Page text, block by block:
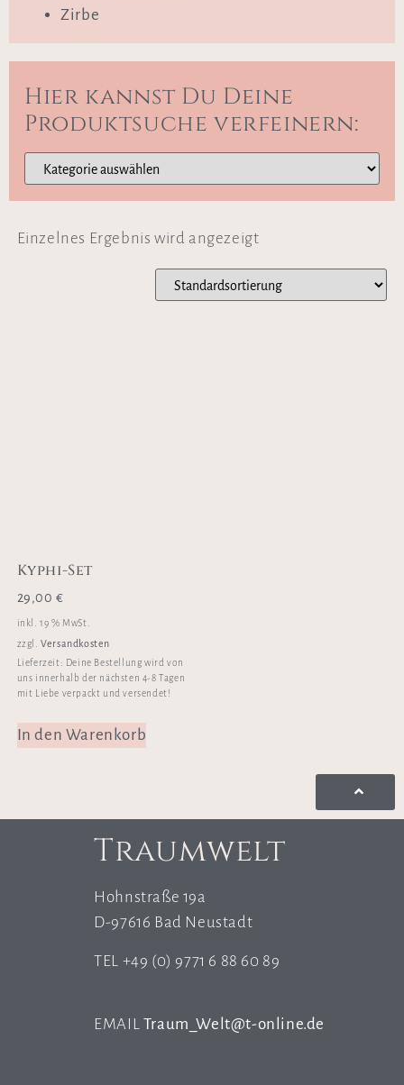
Zirbe
Hier kannst Du Deine
Produktsuche verfeinern:
Einzelnes Ergebnis wird angezeigt
Kyphi-Set
29,00€
inkl. 19 % MwSt.
zzgl.Versandkosten
Lieferzeit: Deine Bestellung wird von
uns innerhalb der nächsten 4-8 Tagen
mit Liebe verpackt und versendet!
In den Warenkorb
Traumwelt
Hohnstraße 19a
D-97616 Bad Neustadt
TEL +49 (0) 9771 6 88 60 89
EMAIL Traum_Welt@t-online.de